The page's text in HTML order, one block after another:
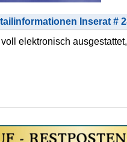
Inserat #
elektronisch